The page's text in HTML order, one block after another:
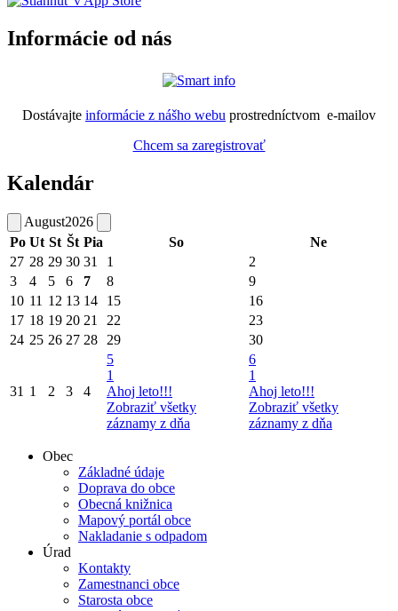
Informácie od nás
Dostávajte informácie z nášho webu prostredníctvom e-mailov
Chcem sa zaregistrovať
Kalendár
August2026
Po Ut St Št Pia So
Ne
27 28 29 30 31 1
2
3
4 5 6 7 8
9
10 11 12 13 14 15
16
17 18 19 20 21 22
23
24 25 26 27 28 29 30
31 1 2 3 4
5
1
Ahoj leto!!!
Zobraziť všetky
záznamy z dňa
6
1
Ahoj leto!!!
Zobraziť všetky
záznamy z dňa
Obec
Základné údaje
Doprava do obce
Obecná knižnica
Mapový portál obce
Nakladanie s odpadom
Úrad
Kontakty
Zamestnanci obce
Starosta obce